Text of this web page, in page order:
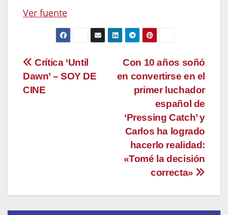
Ver fuente
Navegación
de
Con 10 años soñó
en convertirse en el
primer luchador
español de
‘Pressing Catch’ y
Carlos ha logrado
hacerlo realidad:
«Tomé la decisión
correcta»
Crítica ‘Until
Dawn’ – SOY DE
CINE